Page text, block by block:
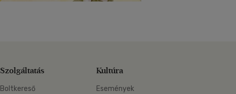
Szolgáltatás
Boltkereső
Kultúra
Események